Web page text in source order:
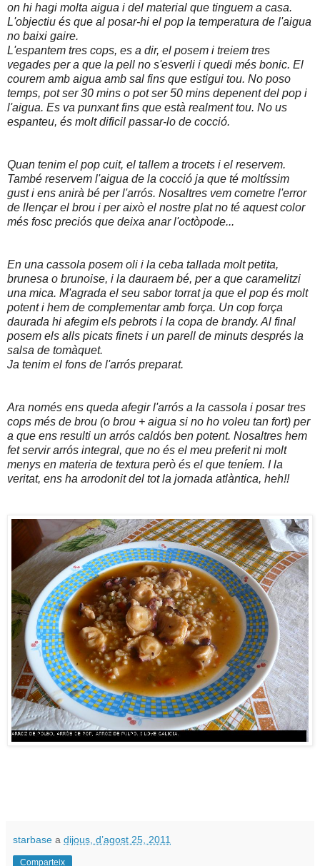
on hi hagi molta aigua i del material que tinguem a casa.
L'objectiu és que al posar-hi el pop la temperatura de l'aigua
no baixi gaire.
L'espantem tres cops, es a dir, el posem i treiem tres
vegades per a que la pell no s'esverli i quedi més bonic. El
courem amb aigua amb sal fins que estigui tou. No poso
temps, pot ser 30 mins o pot ser 50 mins depenent del pop i
l'aigua. Es va punxant fins que està realment tou. No us
espanteu, és molt dificil passar-lo de cocció.
Quan tenim el pop cuit, el tallem a trocets i el reservem.
També reservem l'aigua de la cocció ja que té moltíssim
gust i ens anirà bé per l'arrós. Nosaltres vem cometre l'error
de llençar el brou i per això el nostre plat no té aquest color
més fosc preciós que deixa anar l'octòpode...
En una cassola posem oli i la ceba tallada molt petita,
brunesa o brunoise, i la dauraem bé, per a que caramelitzi
una mica. M'agrada el seu sabor torrat ja que el pop és molt
potent i hem de complementar amb força. Un cop força
daurada hi afegim els pebrots i la copa de brandy. Al final
posem els alls picats finets i un parell de minuts després la
salsa de tomàquet.
Ja tenim el fons de l'arrós preparat.
Ara només ens queda afegir l'arrós a la cassola i posar tres
cops més de brou (o brou + aigua si no ho voleu tan fort) per
a que ens resulti un arrós caldós ben potent. Nosaltres hem
fet servir arrós integral, que no és el meu preferit ni molt
menys en materia de textura però és el que teníem. I la
veritat, ens ha arrodonit del tot la jornada atlàntica, heh!!
starbase a dijous, d’agost 25, 2011
Comparteix